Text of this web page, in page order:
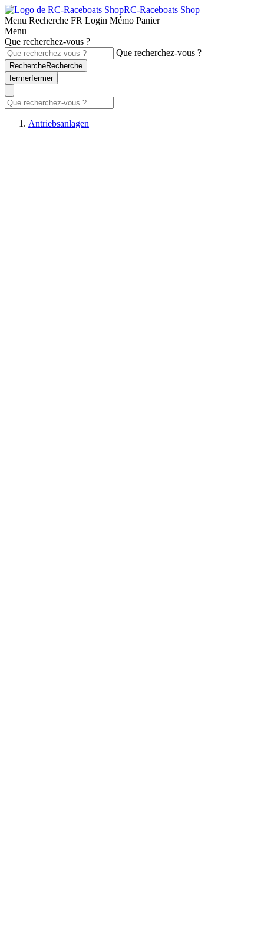
RC-Raceboats Shop
Menu Recherche FR Login Mémo Panier
Menu
Que recherchez-vous ?
Que recherchez-vous ?
RechercheRecherche
fermerfermer
Antriebsanlagen